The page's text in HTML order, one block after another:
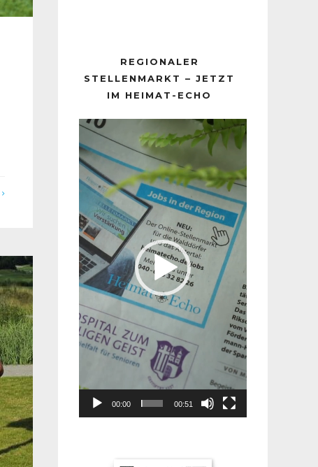
REGIONALER
STELLENMARKT – JETZT
IM HEIMAT-ECHO
Player
00:00 00:51